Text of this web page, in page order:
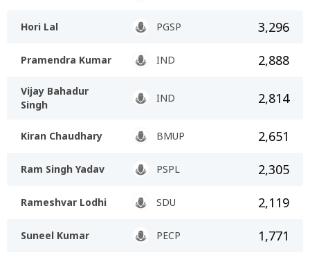
Hori Lal PGSP 3,296
Pramendra Kumar IND 2,888
Vijay Bahadur
Singh
IND 2,814
Kiran Chaudhary BMUP 2,651
Ram Singh Yadav PSPL 2,305
Rameshvar Lodhi SDU 2,119
Suneel Kumar PECP 1,771